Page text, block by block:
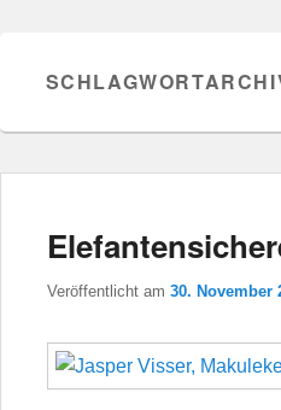
Veröffentlicht am 30. November